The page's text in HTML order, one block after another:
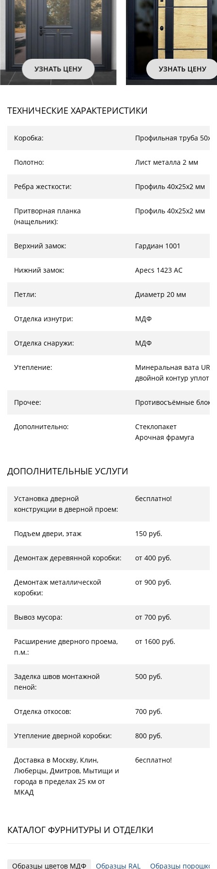
УЗНАТЬ ЦЕНУ УЗНАТЬ ЦЕНУ
ТЕХНИЧЕСКИЕ ХАРАКТЕРИСТИКИ
Коробка: Профильная труба
Полотно: Лист металла 2 мм
Ребра жесткости: Профиль 40х25х2 мм
Притворная планка
(нащельник):
Профиль 40х25х2 мм
Верхний замок: Гардиан 1001
Нижний замок: Apecs 1423 AC
Петли: Диаметр 20 мм
Отделка изнутри: МДФ
Отделка снаружи: МДФ
Утепление:
Минеральная вата
двойной контур
Прочее: Противосъёмные
Дополнительно:
Стеклопакет
Арочная фрамуга
ДОПОЛНИТЕЛЬНЫЕ УСЛУГИ
Установка дверной
конструкции в дверной проем:
бесплатно!
Подъем двери, этаж 150 руб.
Демонтаж деревянной коробки: от 400 руб.
Демонтаж металлической
коробки:
от 900 руб.
Вывоз мусора: от 700 руб.
Расширение дверного проема,
п.м.:
от 1600 руб.
Заделка швов монтажной
пеной:
500 руб.
Отделка откосов: 700 руб.
Утепление дверной коробки: 800 руб.
Доставка в Москву, Клин,
Люберцы, Дмитров, Мытищи и
города в пределах 25 км от
МКАД
бесплатно!
КАТАЛОГ ФУРНИТУРЫ И ОТДЕЛКИ
Образцы цветов МДФ Образцы RAL Образцы